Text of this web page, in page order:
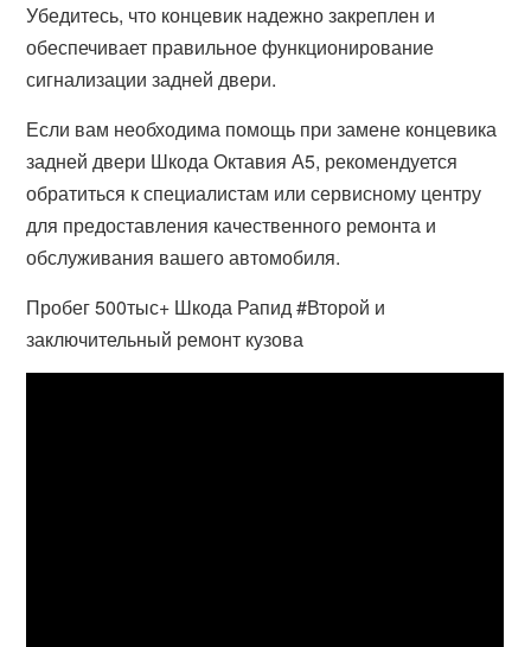
Убедитесь, что концевик надежно закреплен и
обеспечивает правильное функционирование
сигнализации задней двери.
Если вам необходима помощь при замене концевика
задней двери Шкода Октавия А5, рекомендуется
обратиться к специалистам или сервисному центру
для предоставления качественного ремонта и
обслуживания вашего автомобиля.
Пробег 500тыс+ Шкода Рапид #Второй и
заключительный ремонт кузова